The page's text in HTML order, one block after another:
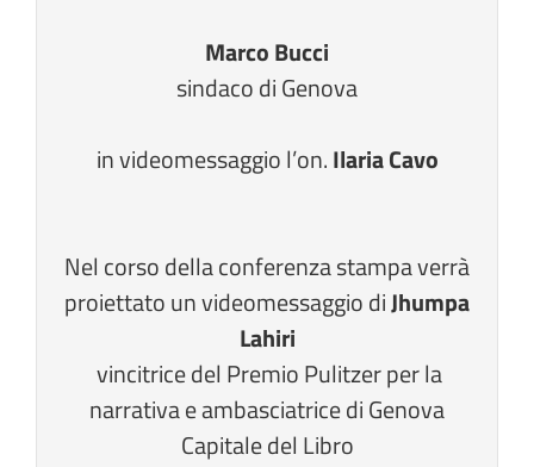
Marco Bucci
sindaco di Genova
in videomessaggio l’on.Ilaria Cavo
Nel corso della conferenza stampa verrà
proiettato un videomessaggio diJhumpa
Lahiri
vincitrice del Premio Pulitzer per la
narrativa e ambasciatrice di Genova
Capitale del Libro